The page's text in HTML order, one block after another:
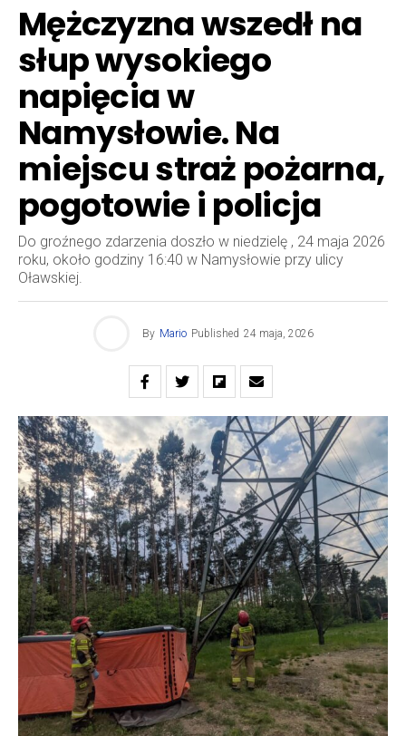
Mężczyzna wszedł na
słup wysokiego
napięcia w
Namysłowie. Na
miejscu straż pożarna,
pogotowie i policja
Do groźnego zdarzenia doszło w niedzielę , 24 maja 2026
roku, około godziny 16:40 w Namysłowie przy ulicy
Oławskiej.
By Mario Published 24 maja, 2026